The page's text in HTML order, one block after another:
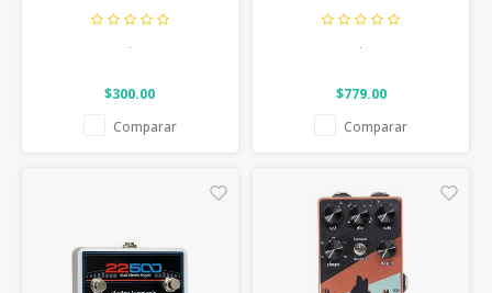
.
$300.00
Comparar
Pedal
.
$779.00
Comparar